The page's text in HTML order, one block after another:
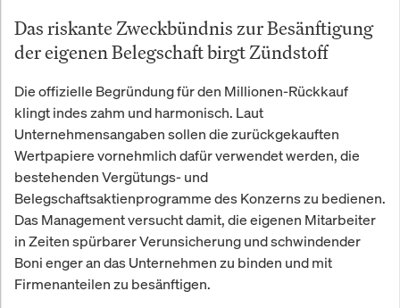
Das riskante Zweckbündnis zur Besänftigung
der eigenen Belegschaft birgt Zündstoff
Die offizielle Begründung für den Millionen-Rückkauf
klingt indes zahm und harmonisch. Laut
Unternehmensangaben sollen die zurückgekauften
Wertpapiere vornehmlich dafür verwendet werden, die
bestehenden Vergütungs- und
Belegschaftsaktienprogramme des Konzerns zu bedienen.
Das Management versucht damit, die eigenen Mitarbeiter
in Zeiten spürbarer Verunsicherung und schwindender
Boni enger an das Unternehmen zu binden und mit
Firmenanteilen zu besänftigen.